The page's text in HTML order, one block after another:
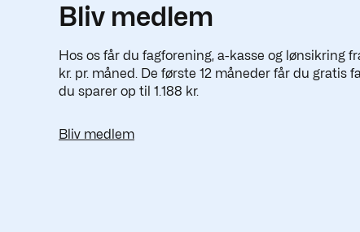
Bliv medlem
Hos os får du fagforening, a-kasse og lønsikring
kr. pr. måned. De første 12 måneder får du gratis
du sparer op til 1.188 kr.
Bliv medlem